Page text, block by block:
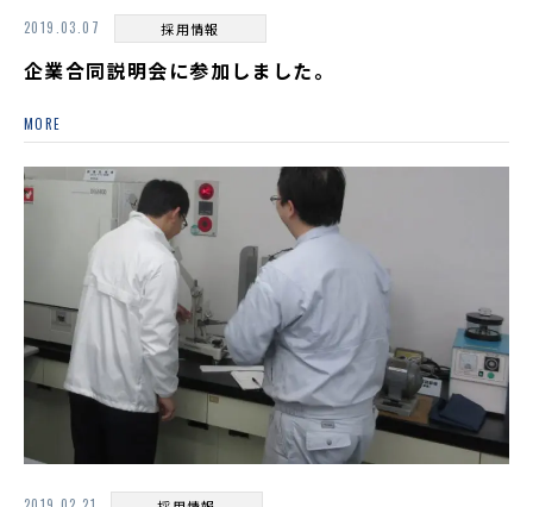
2019.03.07 採用情報
企業合同説明会に参加しました。
MORE